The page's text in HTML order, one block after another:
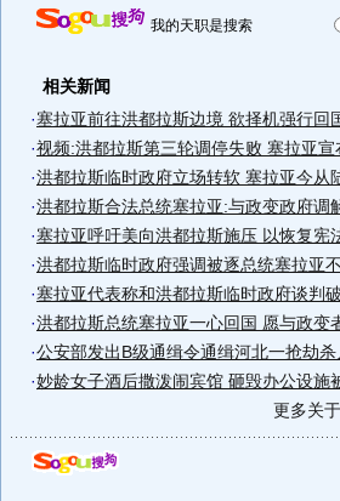
我的天职是搜索
相关新闻
·塞拉亚前往洪都拉斯边境 欲择机强行回
·视频:洪都拉斯第三轮调停失败 塞拉亚宣
·洪都拉斯临时政府立场转软 塞拉亚今从
·洪都拉斯合法总统塞拉亚:与政变政府调
·塞拉亚呼吁美向洪都拉斯施压 以恢复宪
·洪都拉斯临时政府强调被逐总统塞拉亚
·塞拉亚代表称和洪都拉斯临时政府谈判
·洪都拉斯总统塞拉亚一心回国 愿与政变
·公安部发出B级通缉令通缉河北一抢劫杀
·妙龄女子酒后撒泼闹宾馆 砸毁办公设施
更多关于